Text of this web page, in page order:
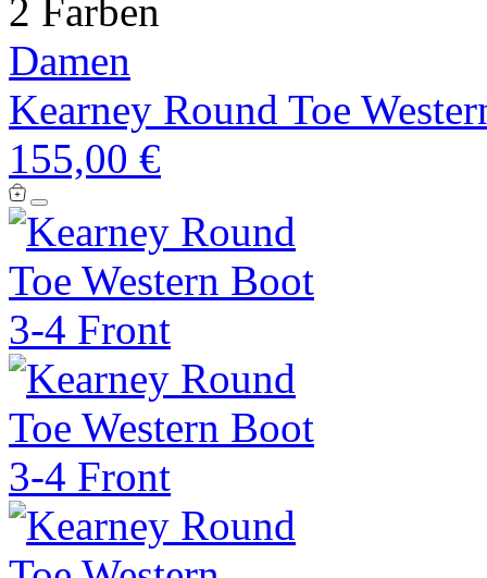
2 Farben
Damen
Kearney Round Toe
155,00 €